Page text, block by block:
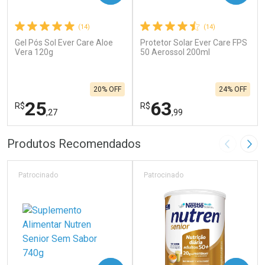
(14)
Gel Pós Sol Ever Care Aloe
Vera 120g
R$25,27
20% OFF
FECHAR
Laboratório
FECHAR
Por Menos
(14)
Protetor Solar Ever Care FPS
50 Aerossol 200ml
R$63,99
24% OFF
Laboratório
Por Menos
Produtos Recomendados Imagem
Patrocinado Patrocinado